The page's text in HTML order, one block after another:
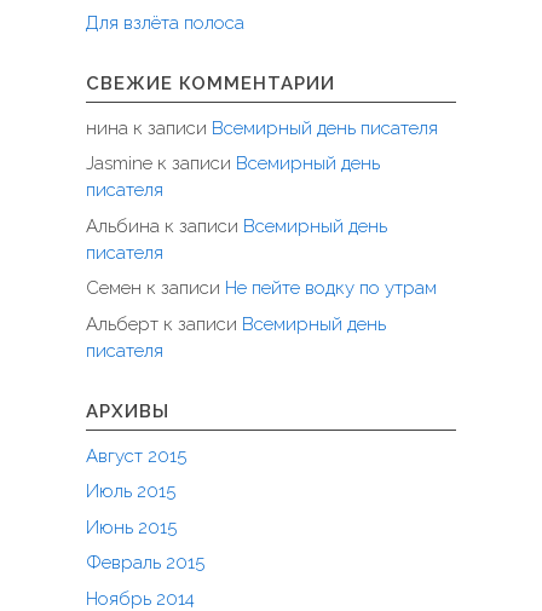
Для взлёта полоса
СВЕЖИЕ КОММЕНТАРИИ
нина к записи Всемирный день писателя
Jasmine к записи Всемирный день
писателя
Альбина к записи Всемирный день
писателя
Семен к записи Не пейте водку по утрам
Альберт к записи Всемирный день
писателя
АРХИВЫ
Август 2015
Июль 2015
Июнь 2015
Февраль 2015
Ноябрь 2014